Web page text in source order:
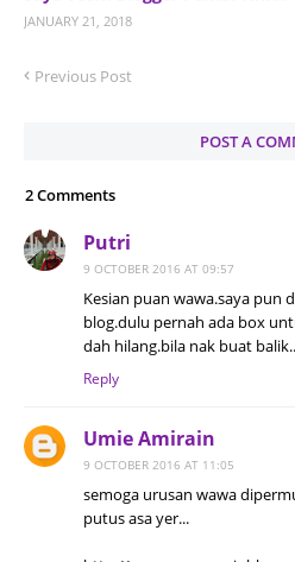
JANUARY 21, 2018
Previous Post
POST A
2 Comments
Putri
9 OCTOBER 2016 AT 09:57
Kesian puan wawa.saya pun
blog.dulu pernah ada box
dah hilang.bila nak buat
Reply
Umie Amirain
9 OCTOBER 2016 AT 11:05
semoga urusan wawa
putus asa yer...